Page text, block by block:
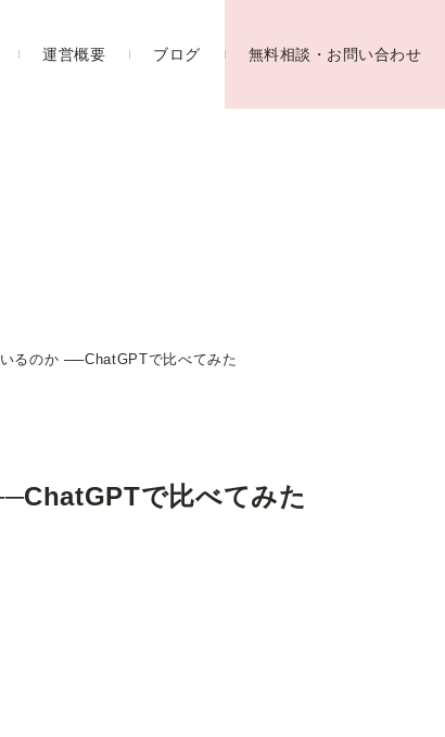
運営概要 ブログ 無料相談・お問い合わせ
るのか ──ChatGPTで比べてみた
で比べてみた